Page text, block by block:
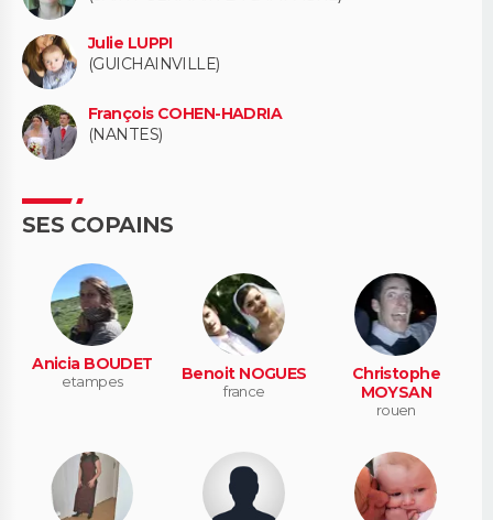
Julie LUPPI
(GUICHAINVILLE)
François COHEN-HADRIA
(NANTES)
SES COPAINS
Anicia BOUDET
etampes Benoit NOGUES
france
Christophe
MOYSAN
rouen